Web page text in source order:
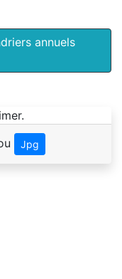
annuels
Jpg